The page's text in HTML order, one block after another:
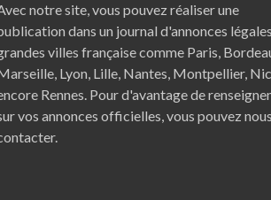
notre site, vous pouvez réaliser une
dans un journal d'annonces
villes française comme Paris,
, Lyon, Lille, Nantes, Montpellier,
Rennes. Pour d'avantage de
vos annonces officielles, vous pouvez nous